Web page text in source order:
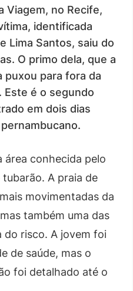
Viagem, no Recife,
identificada
Lima Santos, saiu do
O primo dela, que a
puxou para fora da
Este é o segundo
em dois dias
área conhecida pelo
A praia de
movimentadas da
também uma das
do risco. A jovem foi
de saúde, mas o
foi detalhado até o